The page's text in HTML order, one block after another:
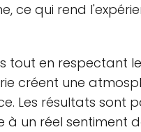
ce qui rend
tout en respectant
créent une
Les résultats sont
à un réel sentiment